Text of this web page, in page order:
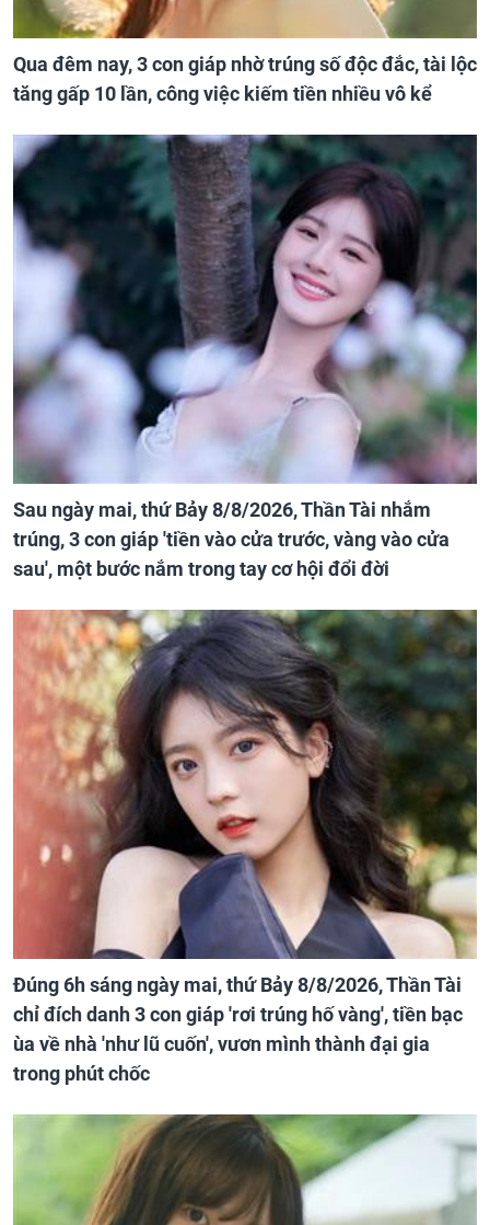
Qua đêm nay, 3 con giáp nhờ trúng số độc đắc, tài lộc
tăng gấp 10 lần, công việc kiếm tiền nhiều vô kể
Sau ngày mai, thứ Bảy 8/8/2026, Thần Tài nhắm
trúng, 3 con giáp 'tiền vào cửa trước, vàng vào cửa
sau', một bước nắm trong tay cơ hội đổi đời
Đúng 6h sáng ngày mai, thứ Bảy 8/8/2026, Thần Tài
chỉ đích danh 3 con giáp 'rơi trúng hố vàng', tiền bạc
ùa về nhà 'như lũ cuốn', vươn mình thành đại gia
trong phút chốc